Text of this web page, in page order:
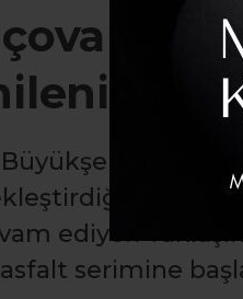
Ata
yol
ediyor.
asfalt serimine